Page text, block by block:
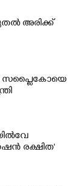
അരിക്ക്
സപ്ലൈകോയെ
രക്ഷിത'